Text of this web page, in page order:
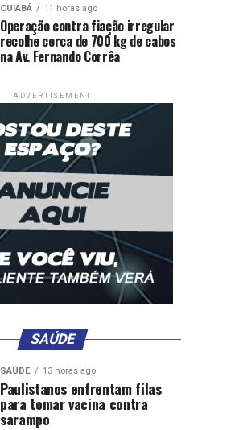
CUIABÁ 11 horas ago
Operação contra fiação irregular
recolhe cerca de 700 kg de cabos
na Av. Fernando Corrêa
ADVERTISEMENT
SAÚDE
SAÚDE 13 horas ago
Paulistanos enfrentam filas
para tomar vacina contra
sarampo